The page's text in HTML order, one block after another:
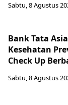
Sabtu, 8 Agustus
Bank Tata
Kesehatan
Check Up
Sabtu, 8 Agustus